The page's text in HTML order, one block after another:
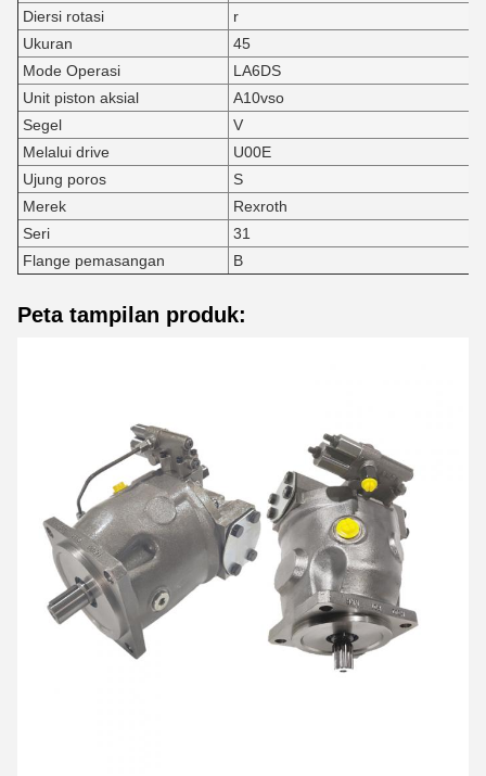
Diersi rotasi
r
Ukuran
45
Mode Operasi
LA6DS
Unit piston aksial
A10vso
Segel
V
Melalui drive
U00E
Ujung poros
S
Merek
Rexroth
Seri
31
Flange pemasangan
B
Peta tampilan produk: